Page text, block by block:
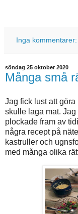
Inga kommentarer:
söndag 25 oktober 2020
Många små
Jag fick lust att
skulle laga mat.
plockade fram av
några recept på
kastruller och
med många olika